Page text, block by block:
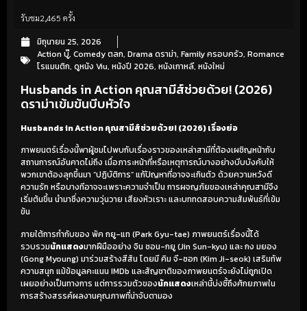
รับชม2,465 ครั้ง
มิถุนายน 25, 2026
Action บู๊, Comedy ตลก, Drama ดราม่า, Family ครอบครัว, Romance
โรแมนติก, ดูหนัง Viu, หนังปี 2026, หนังเกาหลี, หนังใหม่
Husbands in Action คุณสามีส์ช่วยด้วย! (2026)
ดราม่าเข้มข้นบีบหัวใจ
Husbands in Action คุณสามีส์ช่วยด้วย! (2026) เรื่องย่อ
ภาพยนตร์เรื่องนี้พาผู้ชมไปพบกับเรื่องราวของเหล่าสามีที่ต้องเผชิญหน้ากับ
สถานการณ์อันคาดไม่ถึง เมื่อภาระหน้าที่หรือเหตุการณ์บางอย่างบีบบังคับให้
พวกเขาต้องลุกขึ้นมา “ปฏิบัติการ” แก้ปัญหาที่อาจจะเกินตัว ด้วยความหวังดี
ความรัก หรือบางทีอาจจะเพราะความจำเป็น การผจญภัยของเหล่าคุณสามีจึง
เริ่มต้นขึ้น นำมาซึ่งความวุ่นวาย เสียงหัวเราะ และบททดสอบความสัมพันธ์ที่เข้ม
ข้น
ภายใต้การกำกับของ พัค กยู-แท (Park Gyu-tae) ภาพยนตร์เรื่องนี้ได้
รวบรวมนักแสดงมากฝีมืออย่าง จิน ซอน-กยู (Jin Sun-kyu) และ กง มยอง
(Gong Myoung) มาร่วมสร้างสีสัน โดยมี คิม จี-ซอก (Kim Ji-seok) เสริมทัพ
ความสนุก แม้ข้อมูลคะแนน IMDb และสัญชาติของภาพยนตร์จะยังไม่ถูกเปิด
เผยอย่างเป็นทางการ แต่การรวมตัวของนักแสดงเหล่านี้บ่งชี้ถึงศักยภาพใน
การสร้างสรรค์ผลงานคุณภาพที่น่าจับตามอง